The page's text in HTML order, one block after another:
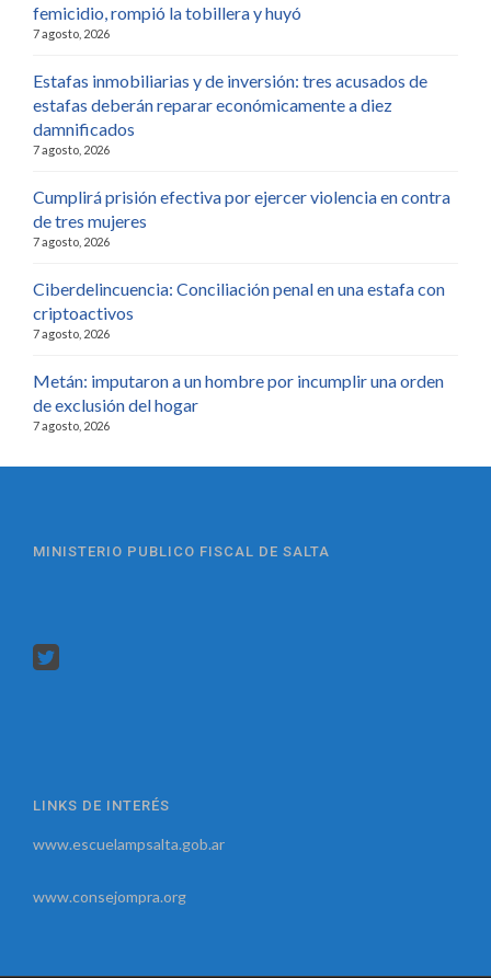
femicidio, rompió la tobillera y huyó
7 agosto, 2026
Estafas inmobiliarias y de inversión: tres acusados de
estafas deberán reparar económicamente a diez
damnificados
7 agosto, 2026
Cumplirá prisión efectiva por ejercer violencia en contra
de tres mujeres
7 agosto, 2026
Ciberdelincuencia: Conciliación penal en una estafa con
criptoactivos
7 agosto, 2026
Metán: imputaron a un hombre por incumplir una orden
de exclusión del hogar
7 agosto, 2026
MINISTERIO PUBLICO FISCAL DE SALTA
LINKS DE INTERÉS
www.escuelampsalta.gob.ar
www.consejompra.org